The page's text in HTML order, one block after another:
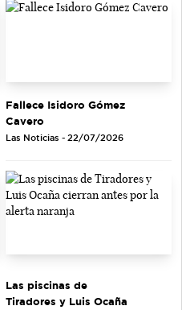
Fallece Isidoro Gómez
Cavero
Las Noticias - 22/07/2026
Las piscinas de
Tiradores y Luis Ocaña